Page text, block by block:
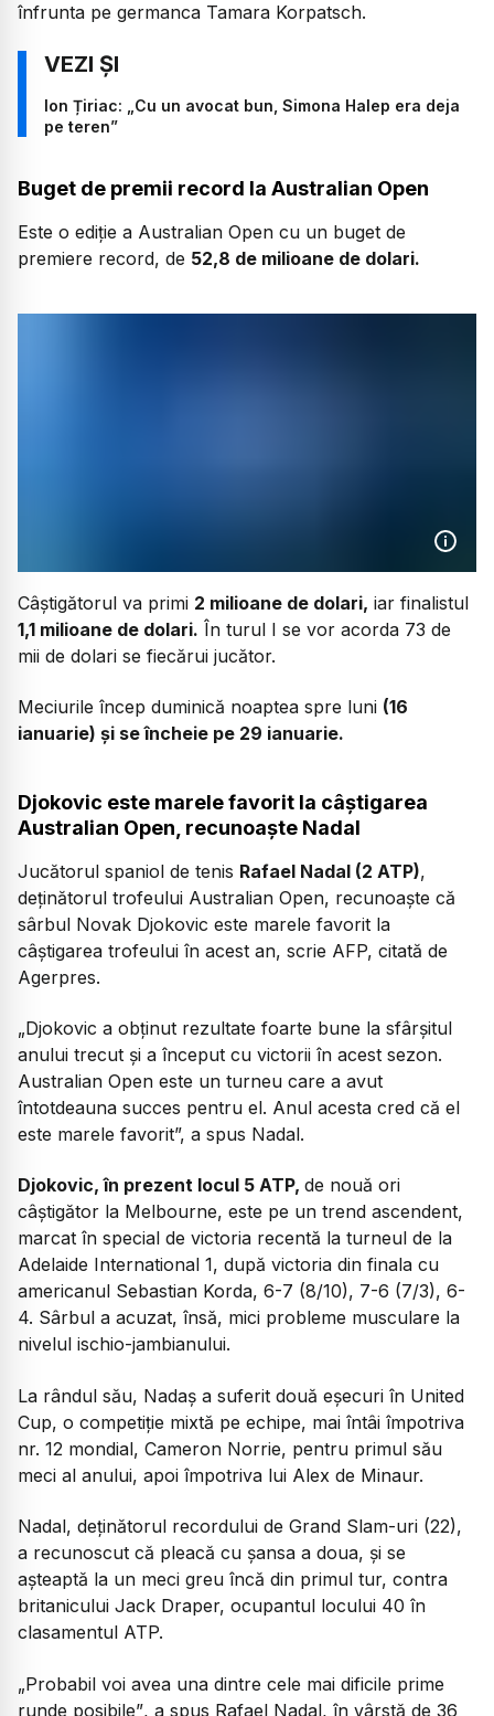
înfrunta pe germanca Tamara Korpatsch.
Ion Țiriac: „Cu un avocat bun, Simona Halep era deja
pe teren”
Buget de premii record la Australian Open
Este o ediție a Australian Open cu un buget de
premiere record, de 52,8 de milioane de dolari.
Câștigătorul va primi 2 milioane de dolari, iar finalistul
1,1 milioane de dolari. În turul I se vor acorda 73 de
mii de dolari se fiecărui jucător.
Meciurile încep duminică noaptea spre luni (16
ianuarie) și se încheie pe 29 ianuarie.
Djokovic este marele favorit la câştigarea
Australian Open, recunoaşte Nadal
Jucătorul spaniol de tenis Rafael Nadal (2 ATP),
deţinătorul trofeului Australian Open, recunoaşte că
sârbul Novak Djokovic este marele favorit la
câştigarea trofeului în acest an, scrie AFP, citată de
Agerpres.
„Djokovic a obţinut rezultate foarte bune la sfârşitul
anului trecut şi a început cu victorii în acest sezon.
Australian Open este un turneu care a avut
întotdeauna succes pentru el. Anul acesta cred că el
este marele favorit”, a spus Nadal.
Djokovic, în prezent locul 5 ATP, de nouă ori
câştigător la Melbourne, este pe un trend ascendent,
marcat în special de victoria recentă la turneul de la
Adelaide International 1, după victoria din finala cu
americanul Sebastian Korda, 6-7 (8/10), 7-6 (7/3), 6-
4. Sârbul a acuzat, însă, mici probleme musculare la
nivelul ischio-jambianului.
La rândul său, Nadaș a suferit două eşecuri în United
Cup, o competiţie mixtă pe echipe, mai întâi împotriva
nr. 12 mondial, Cameron Norrie, pentru primul său
meci al anului, apoi împotriva lui Alex de Minaur.
Nadal, deţinătorul recordului de Grand Slam-uri (22),
a recunoscut că pleacă cu şansa a doua, şi se
aşteaptă la un meci greu încă din primul tur, contra
britanicului Jack Draper, ocupantul locului 40 în
clasamentul ATP.
„Probabil voi avea una dintre cele mai dificile prime
runde posibile”, a spus Rafael Nadal, în vârstă de 36